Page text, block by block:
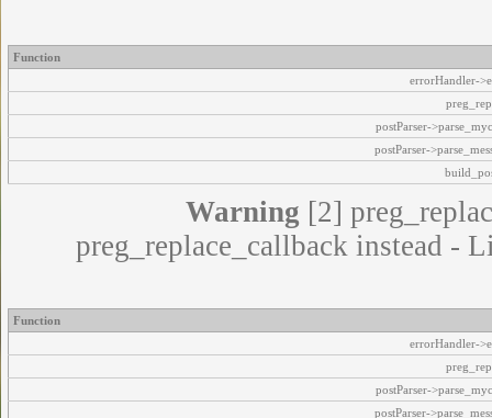
Function
errorHandler-
postParser-
postParser-
Warning [2]
preg_replace_callback instead -
Function
errorHandler-
postParser-
postParser-